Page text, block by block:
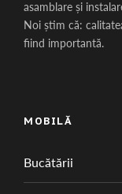
asamblare și
Noi știm că:
fiind importantă.
MOBILĂ
Bucătării